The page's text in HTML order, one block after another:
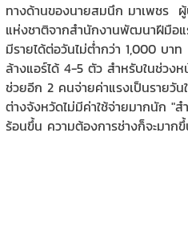
ทางด้านของนายสมนึก มาเพชร
แห่งชาติจากสำนักงานพัฒนาฝีมือ
มีรายได้ต่อวันไม่ต่ำกว่า 1,000 บา
ล้างแอร์ได้ 4-5 ตัว สำหรับในช่วง
ช่วยอีก 2 คนจ่ายค่าแรงเป็นรายวั
ต่างจังหวัดไม่มีค่าใช้จ่ายมากนัก "ส
ร้อนขึ้น ความต้องการช่างก็จะมาก